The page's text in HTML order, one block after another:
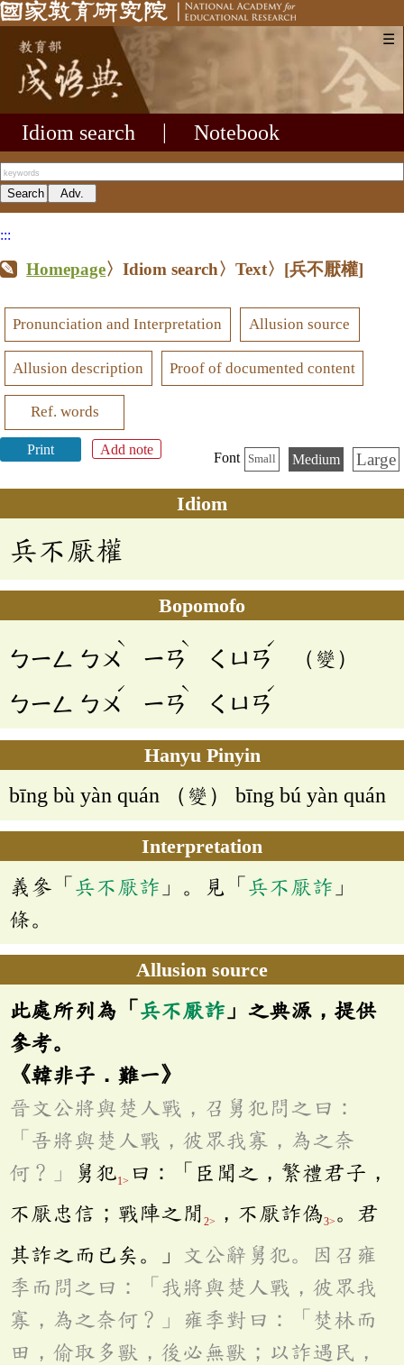
☰
Idiom search Notebook
:::
Homepage〉Idiom search〉Text〉 [兵不厭權]
Pronunciation and Interpretation Allusion source
Allusion description Proof of documented content
Ref. words
Print Add note
Font Small Medium Large
Idiom
兵不厭權
Bopomofo
ㄅㄧㄥ ㄅㄨ
ˋ
ㄧㄢ
ˋ
ㄑㄩㄢ
ˊ
（變）
ㄅㄧㄥ ㄅㄨ
ˊ
ㄧㄢ
ˋ
ㄑㄩㄢ
ˊ
Hanyu Pinyin
bīng bù yàn quán （變） bīng bú yàn quán
Interpretation
義參「 兵不厭詐 」。見「 兵不厭詐 」
條。
Allusion source
此處所列為「 兵不厭詐 」之典源，提供
參考。
《韓非子．難一》
晉文公將與楚人戰，召舅犯問之曰：
「吾將與楚人戰，彼眾我寡，為之奈
何﹖」
舅犯1> 曰：「臣聞之，繁禮君子，
不厭忠信；戰陣之閒 2> ，不厭詐偽3> 。君
其詐之而已矣。」
文公辭舅犯。因召雍
季而問之曰：「我將與楚人戰，彼眾我
寡，為之奈何﹖」雍季對曰：「焚林而
田，偷取多獸，後必無獸；以詐遇民，